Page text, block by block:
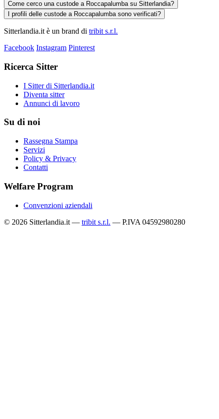
Come cerco una custode a Roccapalumba su Sitterlandia?
I profili delle custode a Roccapalumba sono verificati?
Sitterlandia.it è un brand di tribit s.r.l.
Facebook Instagram Pinterest
Ricerca Sitter
I Sitter di Sitterlandia.it
Diventa sitter
Annunci di lavoro
Su di noi
Rassegna Stampa
Servizi
Policy & Privacy
Contatti
Welfare Program
Convenzioni aziendali
© 2026 Sitterlandia.it — tribit s.r.l. — P.IVA 04592980280